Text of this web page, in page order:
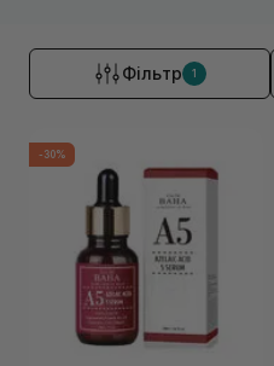
Фільтр 1
-30%